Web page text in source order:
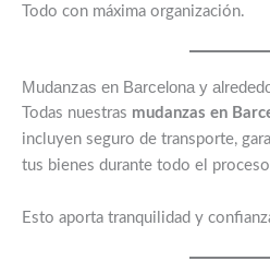
Todo con máxima organización.
Mudanzas en Barcelona y
Todas nuestras mudanzas en
incluyen seguro de transporte,
tus bienes durante todo el
Esto aporta tranquilidad y